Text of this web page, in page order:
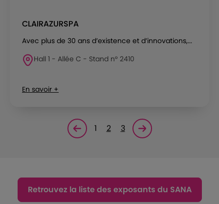
CLAIRAZURSPA
Avec plus de 30 ans d’existence et d’innovations,...
Hall 1 - Allée C - Stand n° 2410
En savoir +
Page précédente
1 2 3 Page suivante<
Retrouvez la liste des exposants du SANA